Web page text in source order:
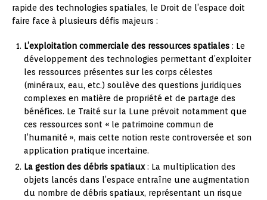
rapide des technologies spatiales, le Droit de l’espace doit
faire face à plusieurs défis majeurs :
L’exploitation commerciale des ressources spatiales : Le
développement des technologies permettant d’exploiter
les ressources présentes sur les corps célestes
(minéraux, eau, etc.) soulève des questions juridiques
complexes en matière de propriété et de partage des
bénéfices. Le Traité sur la Lune prévoit notamment que
ces ressources sont « le patrimoine commun de
l’humanité », mais cette notion reste controversée et son
application pratique incertaine.
La gestion des débris spatiaux: La multiplication des
objets lancés dans l’espace entraîne une augmentation
du nombre de débris spatiaux, représentant un risque